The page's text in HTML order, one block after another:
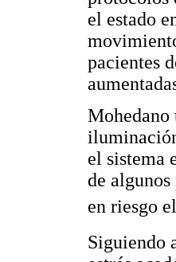
el estado
pacientes
el sistema
de
en riesgo
Siguiendo